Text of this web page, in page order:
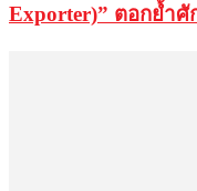
Exporter)” ตอกย้ำศั